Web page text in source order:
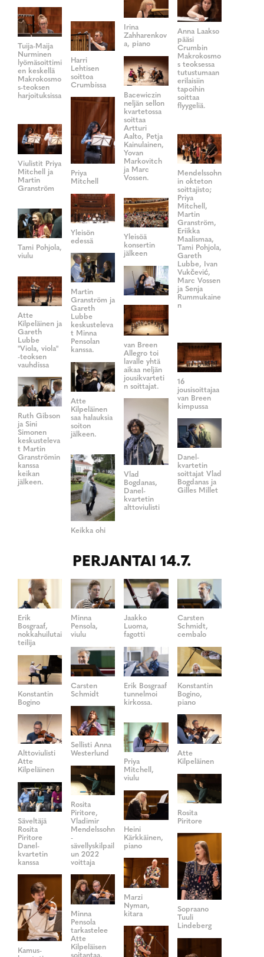
Irina
Zahharenkov
a, piano
Anna Laakso
pääsi
Crumbin
Makrokosmo
s teoksessa
tutustumaan
erilaisiin
tapoihin
soittaa
flyygeliä.
Tuija-Maija
Nurminen
lyömäsoittimi
en keskellä
Makrokosmo
s-teoksen
harjoituksissa
Harri
Lehtisen
soittoa
Crumbissa
Bacewiczin
neljän sellon
kvartetossa
soittaa
Artturi
Aalto, Petja
Kainulainen,
Yovan
Markovitch
ja Marc
Vossen.
Priya
Mitchell
Viulistit Priya
Mitchell ja
Martin
Granström
Mendelssohn
in okteton
soittajisto;
Priya
Mitchell,
Martin
Granström,
Eriikka
Maalismaa,
Tami Pohjola,
Gareth
Lubbe, Ivan
Vukčević,
Marc Vossen
ja Senja
Rummukaine
n
Yleisön
edessä
Yleisöä
konsertin
jälkeen
Tami Pohjola,
viulu
Martin
Granström ja
Gareth
Lubbe
keskusteleva
t Minna
Pensolan
kanssa.
Atte
Kilpeläinen ja
Gareth
Lubbe
"Viola, viola"
-teoksen
vauhdissa
van Breen
Allegro toi
lavalle yhtä
aikaa neljän
jousikvarteti
n soittajat.
16
jousisoittajaa
van Breen
kimpussa
Atte
Kilpeläinen
saa halauksia
soiton
jälkeen.
Ruth Gibson
ja Sini
Simonen
keskusteleva
t Martin
Granströmin
kanssa
keikan
jälkeen.
Vlad
Bogdanas,
Danel-
kvartetin
alttoviulisti
Danel-
kvartetin
soittajat Vlad
Bogdanas ja
Gilles Millet
Keikka ohi
PERJANTAI 14.7.
Erik
Bosgraaf,
nokkahuilutai
teilija
Minna
Pensola,
viulu
Jaakko
Luoma,
fagotti
Carsten
Schmidt,
cembalo
Carsten
Schmidt
Erik Bosgraaf
tunnelmoi
kirkossa.
Konstantin
Bogino,
piano
Konstantin
Bogino
Sellisti Anna
Westerlund
Atte
Kilpeläinen
Alttoviulisti
Atte
Kilpeläinen
Priya
Mitchell,
viulu
Rosita
Piritore,
Vladimir
Mendelssohn
-
sävellyskilpail
un 2022
voittaja
Rosita
Piritore
Säveltäjä
Rosita
Piritore
Danel-
kvartetin
kanssa
Heini
Kärkkäinen,
piano
Sopraano
Tuuli
Lindeberg
Marzi
Nyman,
kitara
Kamus-
Minna
Pensola
tarkastelee
Atte
Kilpeläisen
soitantaa.